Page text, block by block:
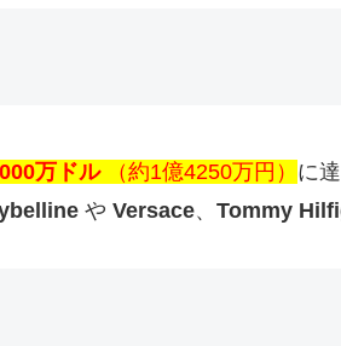
万ドル（約1億4250万円） に
や Versace、 Tommy